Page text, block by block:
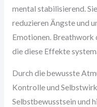
mental stabilisierend.
reduzieren Ängste und
Emotionen. Breathwork
die diese Effekte
Durch die bewusste
Kontrolle und
Selbstbewusstsein und